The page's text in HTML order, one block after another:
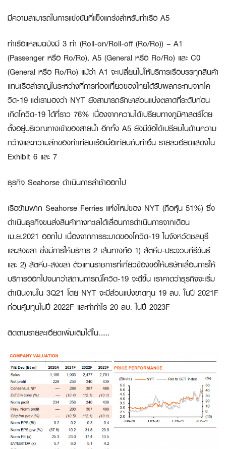
มีความสามารถในการแข่งขันที่แข็งแกร่งสำหรับท่าเรือ A5
ท่าเรือแหลมฉบังมี 3 ท่า (Roll-on/Roll-off (Ro/Ro)) – A1
(Passenger หรือ Ro/Ro), A5 (General หรือ Ro/Ro) และ C0
(General หรือ Ro/Ro) แม้ว่า A1 จะเปลี่ยนไปให้บริการเรือบรรทุกสินค้า
แทนเรือสำราญในระหว่างที่การท่องเที่ยวของไทยได้รับผลกระทบจากโค
วิด-19 แต่เรามองว่า NYT ยังสามารถรักษาส่วนแบ่งตลาดที่ระดับก่อน
เกิดโควิด-19 ได้ที่ราว 76% เนื่องจากความได้เปรียบทางภูมิศาสตร์โดย
ตั้งอยู่บริเวณทางเข้าของสายน้ำ อีกทั้ง A5 ยังมีข้อได้เปรียบในด้านความ
กว้างและความลึกของท่าเทียบเรือเมื่อเทียบกับท่าอื่น รายละเอียดแสดงใน
Exhibit 6 และ 7
ธุรกิจ Seahorse ดำเนินการล่าช้าออกไป
เรือข้ามฟาก Seahorse Ferries แห่งใหม่ของ NYT (ถือหุ้น 51%) ซึ่ง
ดำเนินธุรกิจขนส่งสินค้าทางทะเลได้เลื่อนการดำเนินการจากเดือน
เม.ย.2021 ออกไป เนื่องจากการระบาดของโควิด-19 ในจังหวัดชลบุรี
และสงขลา ซึ่งมีการให้บริการ 2 เส้นทางคือ 1) สัตหีบ-ประจวบคีรีขันธ์
และ 2) สัตหีบ-สงขลา ตัวแทนราชการที่เกี่ยวข้องขอให้บริษัทเลื่อนการให้
บริการออกไปจนกว่าสถานการณ์โควิด-19 จะดีขึ้น เราคาดว่าธุรกิจจะเริ่ม
ดำเนินงานใน 3Q21 โดย NYT จะมีส่วนแบ่งขาดทุน 19 ลบ. ในปี 2021F
ก่อนคุ้มทุนในปี 2022F และทำกำไร 20 ลบ. ในปี 2023F
ติดตามรายละเอียดเพิ่มเติมได้ใน……